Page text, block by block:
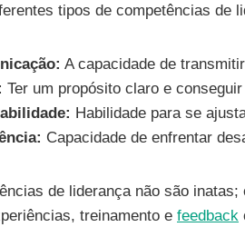
tipos de competências de
A capacidade de
Ter um propósito claro e
Habilidade para se
Capacidade de enfrentar
de liderança não são
treinamento e feedback